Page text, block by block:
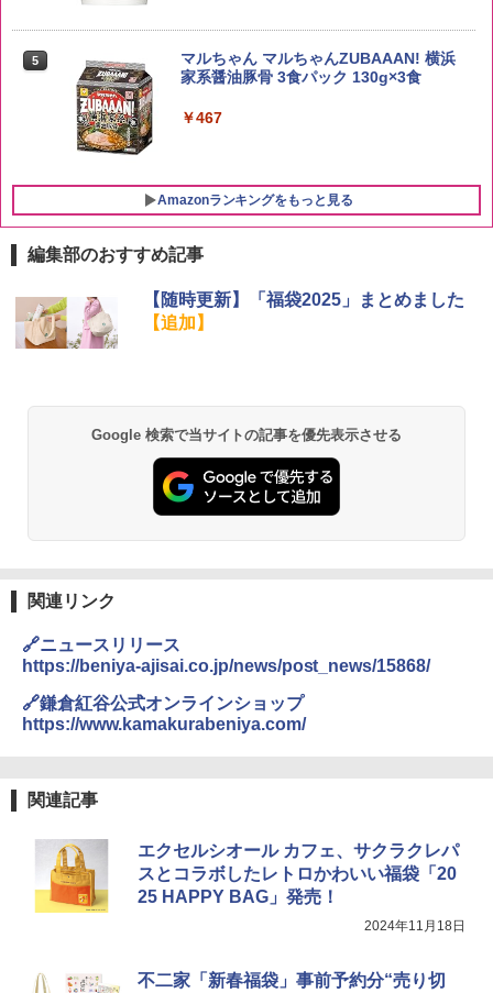
5 新潟県産新之助 無洗米 5kg 令和7年産
￥4,536
5
サントリー シングルモルト ウイスキー
白州 Story of the Distillery 2026 化粧箱
入 700ml
￥20,000
5
マルちゃん マルちゃんZUBAAAN! 横浜
家系醤油豚骨 3食パック 130g×3食
￥467
Amazonランキングをもっと見る
1
シャープ 過熱水蒸気 オーブンレンジ 23
L 1段調理 ブラック RE-WF232-B シンプ
ル操作 コンパクト 一人暮らし 二人暮ら
￥29,582
[山善] スチームオーブンレンジ 25L 一人
高効率 15L 一人暮らし 二人暮らし スチ
ーム調理 フラットテーブル トースト機
TOSHIBA(東芝) スチームオーブンレン
ジ 石窯ドーム ER-D80A(K) ブラック 25
0℃ 1段調理 フラットテーブル 電子レン
ジ 赤外線センサー ノンフライ調理 簡単
らし ファミリー
編集部のおすすめ記事
【随時更新】「福袋2025」まとめました
【追加】
Google 検索で当サイトの記事を優先表示させる
関連リンク
🔗ニュースリリース
https://beniya-ajisai.co.jp/news/post_news/15868/
🔗鎌倉紅谷公式オンラインショップ
https://www.kamakurabeniya.com/
関連記事
エクセルシオール カフェ、サクラクレパ
スとコラボしたレトロかわいい福袋「20
25 HAPPY BAG」発売！
2024年11月18日
不二家「新春福袋」事前予約分“売り切